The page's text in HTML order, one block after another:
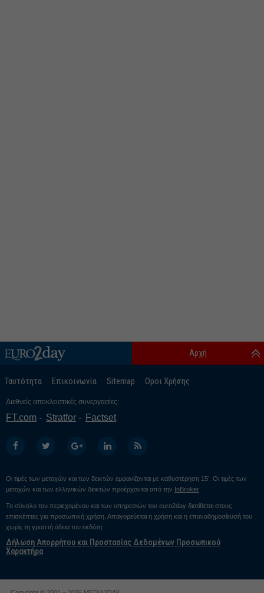
Ταυτότητα Επικοινωνία Sitemap Οροι Χρήσης
Αρχή
Διεθνείς αποκλειστικές συνεργασίες:
FT.com Stratfor Factset
Οι τιμές των μετοχών και των δεικτών εμφανίζονται με καθυστέρηση 15’. Οι τιμές των
μετοχών και των ελληνικών δεικτών προέρχονται από την
InBroker
Το σύνολο του περιεχομένου και των υπηρεσιών του euro2day διατίθεται στους
επισκέπτες για προσωπική χρήση. Απαγορεύεται η χρήση και η επαναδημοσίευσή του
χωρίς τη γραπτή άδεια του εκδότη.
Δήλωση Απορρήτου και Προστασίας Δεδομένων Προσωπικού
Χαρακτήρα